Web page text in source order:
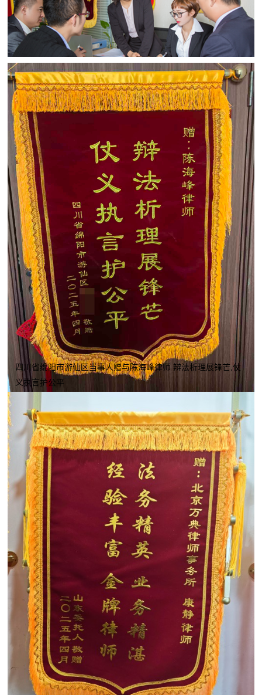
四川省绵阳市游仙区当事人赠与陈海峰律师 辩法析理展锋芒,仗
义执言护公平